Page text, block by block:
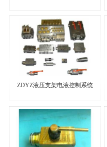
ZDYZ液压支架电液控制系统